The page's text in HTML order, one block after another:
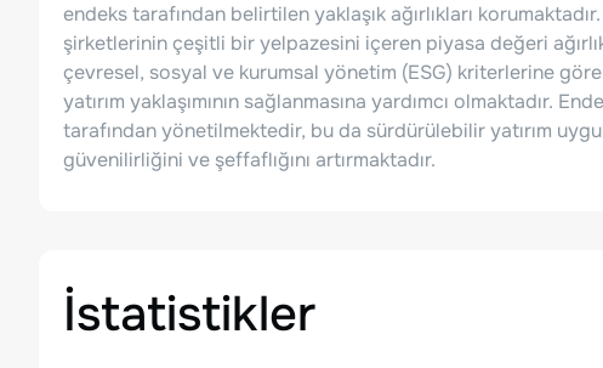
endeks tarafından belirtilen yaklaşık ağırlıkları
şirketlerinin çeşitli bir yelpazesini içeren piyasa değeri
çevresel, sosyal ve kurumsal yönetim (ESG) kriterlerine
yatırım yaklaşımının sağlanmasına yardımcı olmaktadır.
tarafından yönetilmektedir, bu da sürdürülebilir yatırım
güvenilirliğini ve şeffaflığını artırmaktadır.
İstatistikler